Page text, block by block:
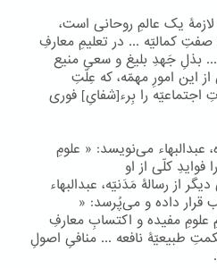
یک عالمِ روحانی است،
کمالیّه ... در تعلیمِ معارفِ
بذلِ جَهدِ بلیغ و سعیِ منیع
این امورِ مهمّه، که عِلّتِ
اجتماعیّه را بِرء[شفایِ] فوری
عبدالبهاء می‌نویسد: « علومِ
کلّی از او
دیگر از رسالۀ مَدَنیّه، عبدالبهاء
قرار داده و می‌پُرسد: «
مفیده و اکتسابِ معارفِ
طبیعیّۀ نافعه ... منافیِ اصولِ